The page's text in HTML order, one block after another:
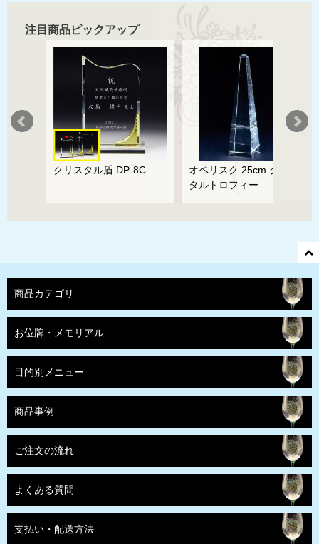
注目商品ピックアップ
オベリスク 25cm クリス
クリスタル盾 DP-
商品カテゴリ
お位牌・メモリアル
目的別メニュー
商品事例
ご注文の流れ
よくある質問
支払い・配送方法